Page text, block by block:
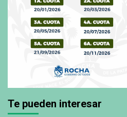
Te pueden interesar